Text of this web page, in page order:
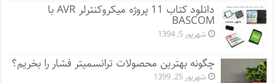
دانلود کتاب 11 پروژه میکروکنترلر AVR با
BASCOM
شهریور 5, 1394
چگونه بهترین محصولات ترانسمیتر فشار را بخریم؟
شهریور 25, 1399